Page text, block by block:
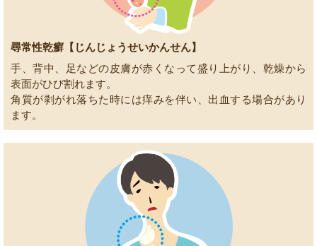
尋常性乾癬【じんじょうせいかんせん】
手、背中、足などの皮膚が赤くなって盛り上がり、乾燥から
表面がひび割れます。
角質が剥がれ落ちた時には痒みを伴い、出血する場合があり
ます。